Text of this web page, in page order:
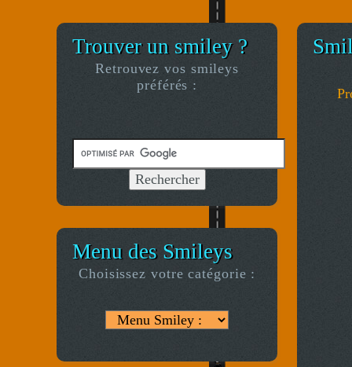
Trouver un smiley ?
Retrouvez vos smileys
préférés :
Menu des Smileys
Choisissez votre catégorie :